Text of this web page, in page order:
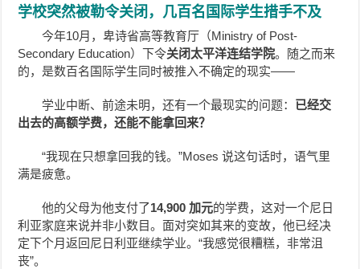
学校突然被勒令关闭，几百名国际学生措手不及
今年10月，卑诗省高等教育厅（Ministry of Post-
Secondary Education）下令关闭太平洋连结学院。随之而来
的，是数百名国际学生同时被推入不确定的现实——
学业中断、前途未明，还有一个最现实的问题： 已经交
出去的高额学费，还能不能拿回来？
“我现在只想拿回我的钱。”Moses 说这句话时，语气里
满是疲惫。
他的父母为他支付了14,900 加元的学费，这对一个尼日
利亚家庭来说并非小数目。面对突如其来的变故，他已经决
定下个月返回尼日利亚继续学业。“我感觉很糟糕，非常沮
丧”。